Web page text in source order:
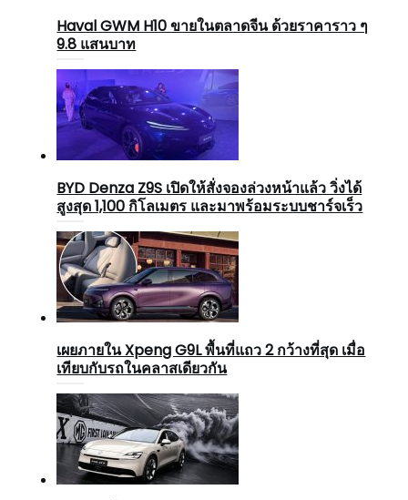
Haval GWM H10 ขายในตลาดจีน ด้วยราคาราว ๆ
9.8 แสนบาท
BYD Denza Z9S เปิดให้สั่งจองล่วงหน้าแล้ว วิ่งได้
สูงสุด 1,100 กิโลเมตร และมาพร้อมระบบชาร์จเร็ว
เผยภายใน Xpeng G9L พื้นที่แถว 2 กว้างที่สุด เมื่อ
เทียบกับรถในคลาสเดียวกัน